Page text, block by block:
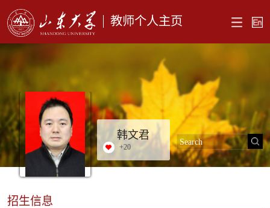
教师个人主页
韩文君
+20
招生信息